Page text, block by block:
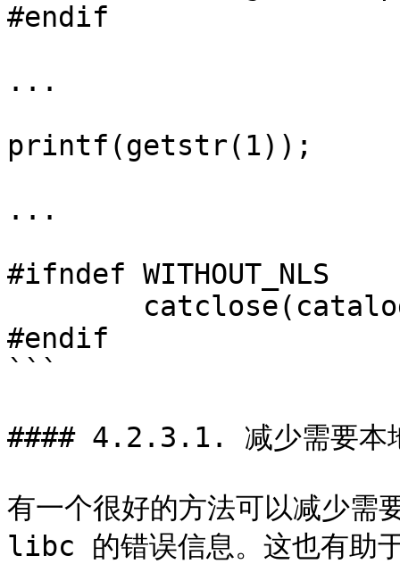
#endif
...
printf(getstr(1));
...
#ifndef WITHOUT_NLS
#endif
```
#### 4.2.3.1. 减少需要本
有一个很好的方法可以减少需
libc 的错误信息。这也有助